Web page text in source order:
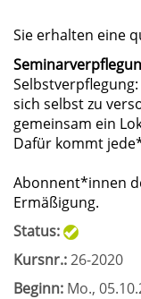
Sie erhalten eine
sich selbst zu
gemeinsam ein
Dafür kommt
Abonnent*innen
Ermäßigung.
Status:
Kursnr.:26-2020
Beginn: Mo.,